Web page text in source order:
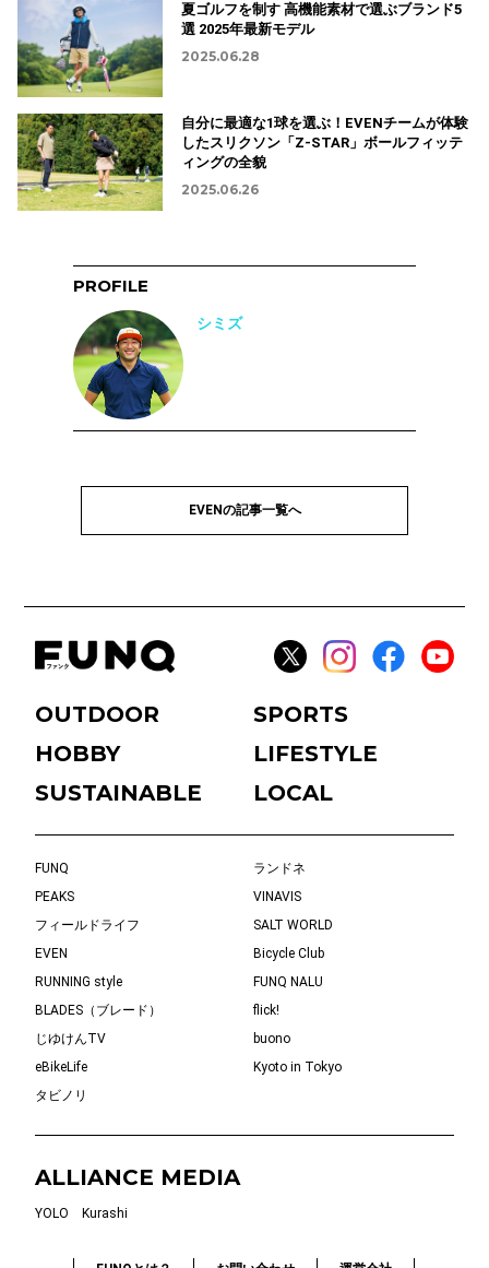
夏ゴルフを制す 高機能素材で選ぶブランド5
選 2025年最新モデル
2025.06.28
自分に最適な1球を選ぶ！EVENチームが体験
したスリクソン「Z-STAR」ボールフィッテ
ィングの全貌
2025.06.26
PROFILE
シミズ
EVENの記事一覧へ
OUTDOOR
SPORTS
HOBBY
LIFESTYLE
SUSTAINABLE
LOCAL
FUNQ
ランドネ
PEAKS
VINAVIS
フィールドライフ
SALT WORLD
EVEN
Bicycle Club
RUNNING style
FUNQ NALU
BLADES（ブレード）
flick!
じゆけんTV
buono
eBikeLife
Kyoto in Tokyo
タビノリ
ALLIANCE MEDIA
YOLO Kurashi